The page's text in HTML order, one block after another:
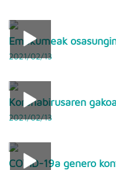
Emakumeak
2021/02/13
Koronabirusaren
2021/02/13
COVID-19a genero